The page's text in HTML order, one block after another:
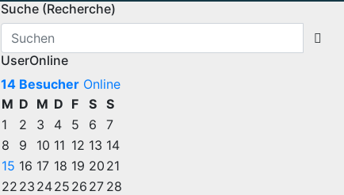
Suche (Recherche)
UserOnline
14 Besucher Online
M D M D F S S
1
2 3 4 5 6
7
8
9 10 11 12 13 14
15 16 17 18 19 20 21
22 23 2425 26 27 28